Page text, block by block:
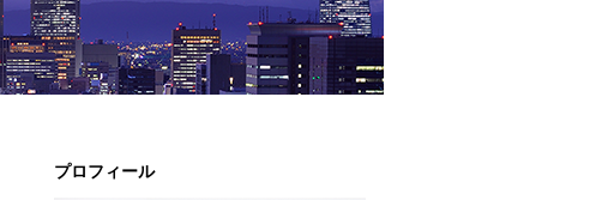
プロフィール